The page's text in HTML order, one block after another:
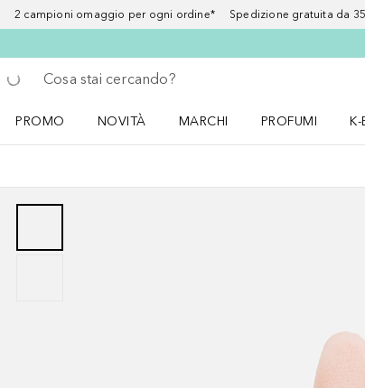
2 campioni omaggio per ogni ordine* Spedizione gratuita da
Torna indietro
Esegui ricerca
PROMO
NOVITÀ
MARCHI
PROFUMI
K-